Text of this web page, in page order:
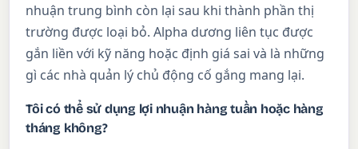
nhuận trung bình còn lại sau khi thành phần thị
trường được loại bỏ. Alpha dương liên tục được
gắn liền với kỹ năng hoặc định giá sai và là những
gì các nhà quản lý chủ động cố gắng mang lại.
Tôi có thể sử dụng lợi nhuận hàng tuần hoặc hàng
tháng không?